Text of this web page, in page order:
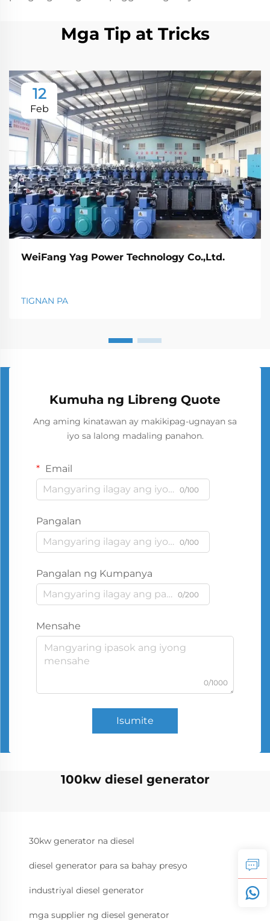
Mga Tip at Tricks
12
Feb
WeiFang Yag Power Technology Co.,Ltd.
TIGNAN PA
Kumuha ng Libreng Quote
Ang aming kinatawan ay makikipag-ugnayan sa
iyo sa lalong madaling panahon.
Email
0/100
Pangalan
0/100
Pangalan ng Kumpanya
0/200
Mensahe
0/1000
Isumite
100kw diesel generator
30kw generator na diesel
diesel generator para sa bahay presyo
industriyal diesel generator
mga supplier ng diesel generator